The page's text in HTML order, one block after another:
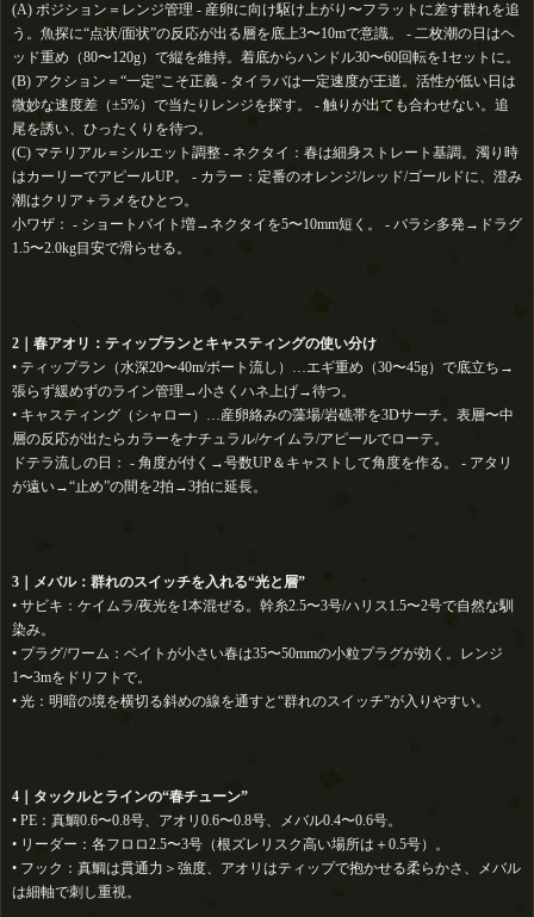
(A) ポジション＝レンジ管理 - 産卵に向け駆け上がり〜フラットに差す群れを追
う。魚探に“点状/面状”の反応が出る層を底上3〜10mで意識。 - 二枚潮の日はヘ
ッド重め（80〜120g）で縦を維持。着底からハンドル30〜60回転を1セットに。
(B) アクション＝“一定”こそ正義 - タイラバは一定速度が王道。活性が低い日は
微妙な速度差（±5%）で当たりレンジを探す。 - 触りが出ても合わせない。追
尾を誘い、ひったくりを待つ。
(C) マテリアル＝シルエット調整 - ネクタイ：春は細身ストレート基調。濁り時
はカーリーでアピールUP。 - カラー：定番のオレンジ/レッド/ゴールドに、澄み
潮はクリア＋ラメをひとつ。
小ワザ： - ショートバイト増→ネクタイを5〜10mm短く。 - バラシ多発→ドラグ
1.5〜2.0kg目安で滑らせる。
2｜春アオリ：ティップランとキャスティングの使い分け
• ティップラン（水深20〜40m/ボート流し）…エギ重め（30〜45g）で底立ち→
張らず緩めずのライン管理→小さくハネ上げ→待つ。
• キャスティング（シャロー）…産卵絡みの藻場/岩礁帯を3Dサーチ。表層〜中
層の反応が出たらカラーをナチュラル/ケイムラ/アピールでローテ。
ドテラ流しの日： - 角度が付く→号数UP＆キャストして角度を作る。 - アタリ
が遠い→“止め”の間を2拍→3拍に延長。
3｜メバル：群れのスイッチを入れる“光と層”
• サビキ：ケイムラ/夜光を1本混ぜる。幹糸2.5〜3号/ハリス1.5〜2号で自然な馴
染み。
• プラグ/ワーム：ベイトが小さい春は35〜50mmの小粒プラグが効く。レンジ
1〜3mをドリフトで。
• 光：明暗の境を横切る斜めの線を通すと“群れのスイッチ”が入りやすい。
4｜タックルとラインの“春チューン”
• PE：真鯛0.6〜0.8号、アオリ0.6〜0.8号、メバル0.4〜0.6号。
• リーダー：各フロロ2.5〜3号（根ズレリスク高い場所は＋0.5号）。
• フック：真鯛は貫通力＞強度、アオリはティップで抱かせる柔らかさ、メバル
は細軸で刺し重視。